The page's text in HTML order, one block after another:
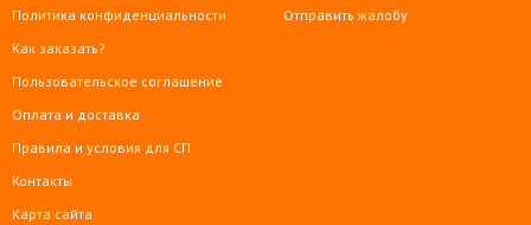
Политика конфиденциальности
Как заказать?
Пользовательское соглашение
Оплата и доставка
Правила и условия для СП
Контакты
Карта сайта
Отправить жалобу